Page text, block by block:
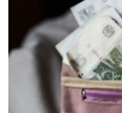
пошуку
ІНТЕРВ'Ю
ВСЕ ЗА ДЕНЬ
СПЕЦПРОЕКТИ
ДЕПОРТАЦІЯ
ЯК ОБІЙТИ